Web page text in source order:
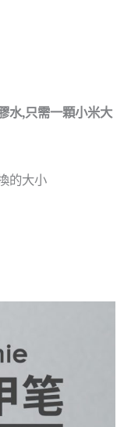
水,只需一顆小米大
的大小